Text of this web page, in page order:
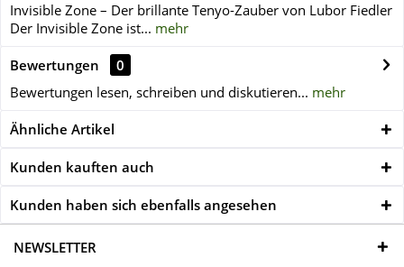
Invisible Zone – Der brillante Tenyo-Zauber von Lubor Fiedler
Der Invisible Zone ist... mehr
Bewertungen
0
Bewertungen lesen, schreiben und diskutieren... mehr
Ähnliche Artikel
Kunden kauften auch
Kunden haben sich ebenfalls angesehen
NEWSLETTER